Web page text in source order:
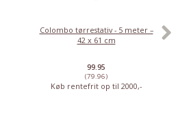
Colombo tørrestativ - 5 meter –
42 x 61 cm
99.95
(79.96)
Køb rentefrit op til 2000,-